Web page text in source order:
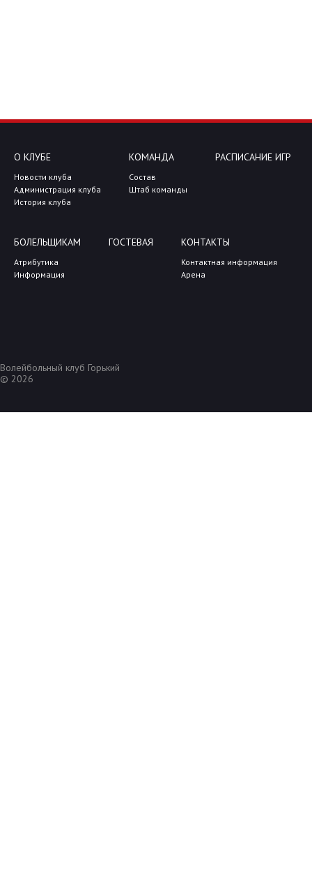
О КЛУБЕ
Новости клуба
Администрация клуба
История клуба
КОМАНДА
Состав
Штаб команды
РАСПИСАНИЕ ИГР
БОЛЕЛЬЩИКАМ
Атрибутика
Информация
ГОСТЕВАЯ КОНТАКТЫ
Контактная информация
Арена
Волейбольный клуб Горький
© 2026